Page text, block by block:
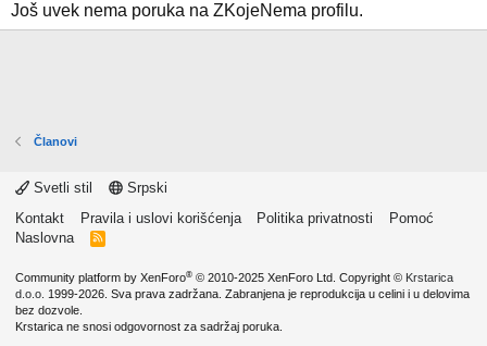
Još uvek nema poruka na ZKojeNema profilu.
Članovi
Svetli stil
Srpski
Kontakt
Pravila i uslovi korišćenja Politika privatnosti
Pomoć
Naslovna
R
Community platform by XenForo® © 2010-2025 XenForo Ltd. Copyright © Krstarica
d.o.o. 1999-2026. Sva prava zadržana. Zabranjena je reprodukcija u celini i u delovima
bez dozvole.
Krstarica ne snosi odgovornost za sadržaj poruka.